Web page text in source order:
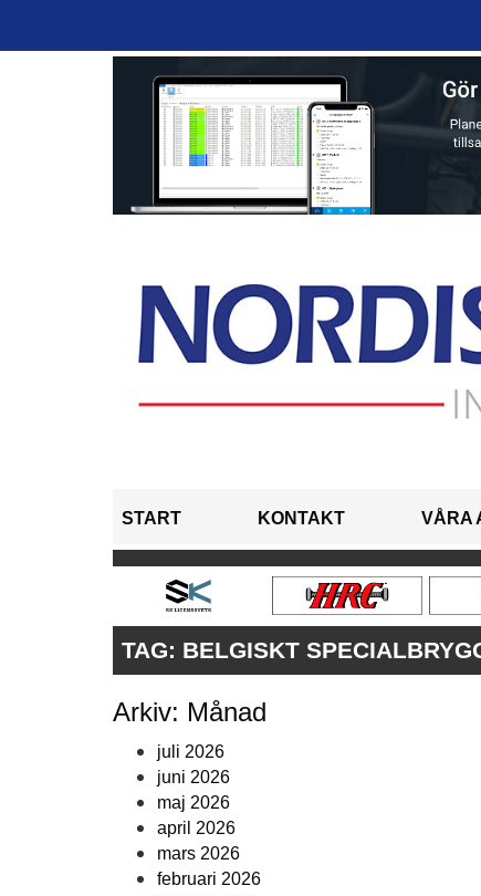
START KONTAKT VÅRA
TAG: BELGISKT
Arkiv: Månad
juli 2026
juni 2026
maj 2026
april 2026
mars 2026
februari 2026